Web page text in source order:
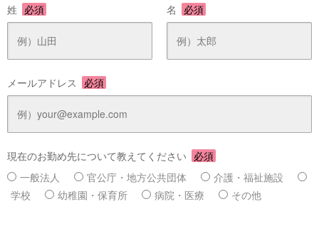
姓 必須 名 必須
メールアドレス 必須
現在のお勤め先について教えてください 必須
一般法人
官公庁・地方公共団体
介護・福祉施設
学校
幼稚園・保育所 病院・医療 その他